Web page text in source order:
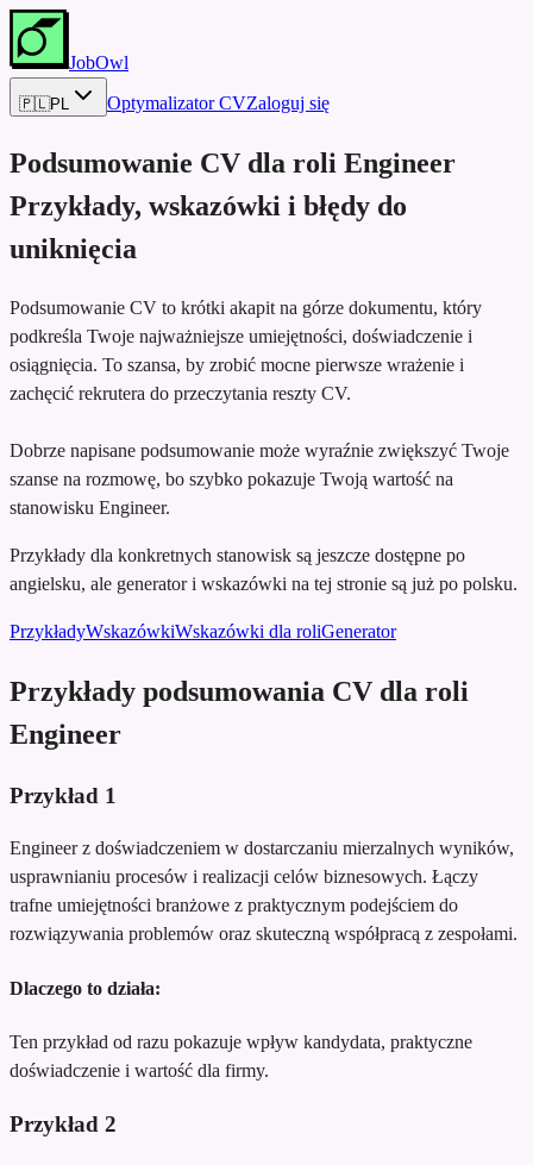
JobOwl
🇵🇱PL Optymalizator CVZaloguj się
Podsumowanie CV dla roli Engineer
Przykłady, wskazówki i błędy do
uniknięcia
Podsumowanie CV to krótki akapit na górze dokumentu, który
podkreśla Twoje najważniejsze umiejętności, doświadczenie i
osiągnięcia. To szansa, by zrobić mocne pierwsze wrażenie i
zachęcić rekrutera do przeczytania reszty CV.
Dobrze napisane podsumowanie może wyraźnie zwiększyć Twoje
szanse na rozmowę, bo szybko pokazuje Twoją wartość na
stanowisku Engineer.
Przykłady dla konkretnych stanowisk są jeszcze dostępne po
angielsku, ale generator i wskazówki na tej stronie są już po polsku.
PrzykładyWskazówkiWskazówki dla roliGenerator
Przykłady podsumowania CV dla roli
Engineer
Przykład 1
Engineer z doświadczeniem w dostarczaniu mierzalnych wyników,
usprawnianiu procesów i realizacji celów biznesowych. Łączy
trafne umiejętności branżowe z praktycznym podejściem do
rozwiązywania problemów oraz skuteczną współpracą z zespołami.
Dlaczego to działa:
Ten przykład od razu pokazuje wpływ kandydata, praktyczne
doświadczenie i wartość dla firmy.
Przykład 2